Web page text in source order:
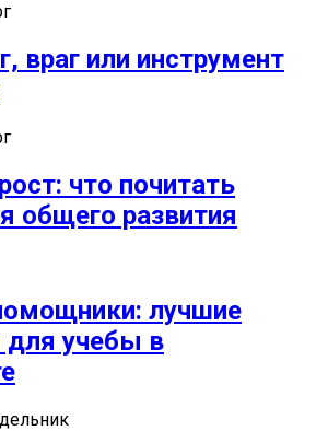
враг или инструмент
что почитать
общего развития
лучшие
для учебы в